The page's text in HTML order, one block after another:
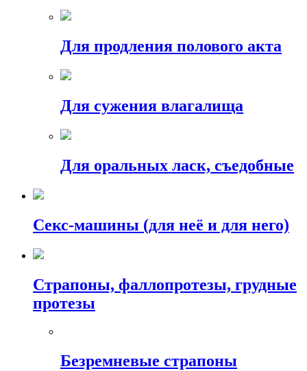
Для продления полового акта
Для сужения влагалища
Для оральных ласк, съедобные
Секс-машины (для неё и для него)
Страпоны, фаллопротезы, грудные
протезы
Безремневые страпоны